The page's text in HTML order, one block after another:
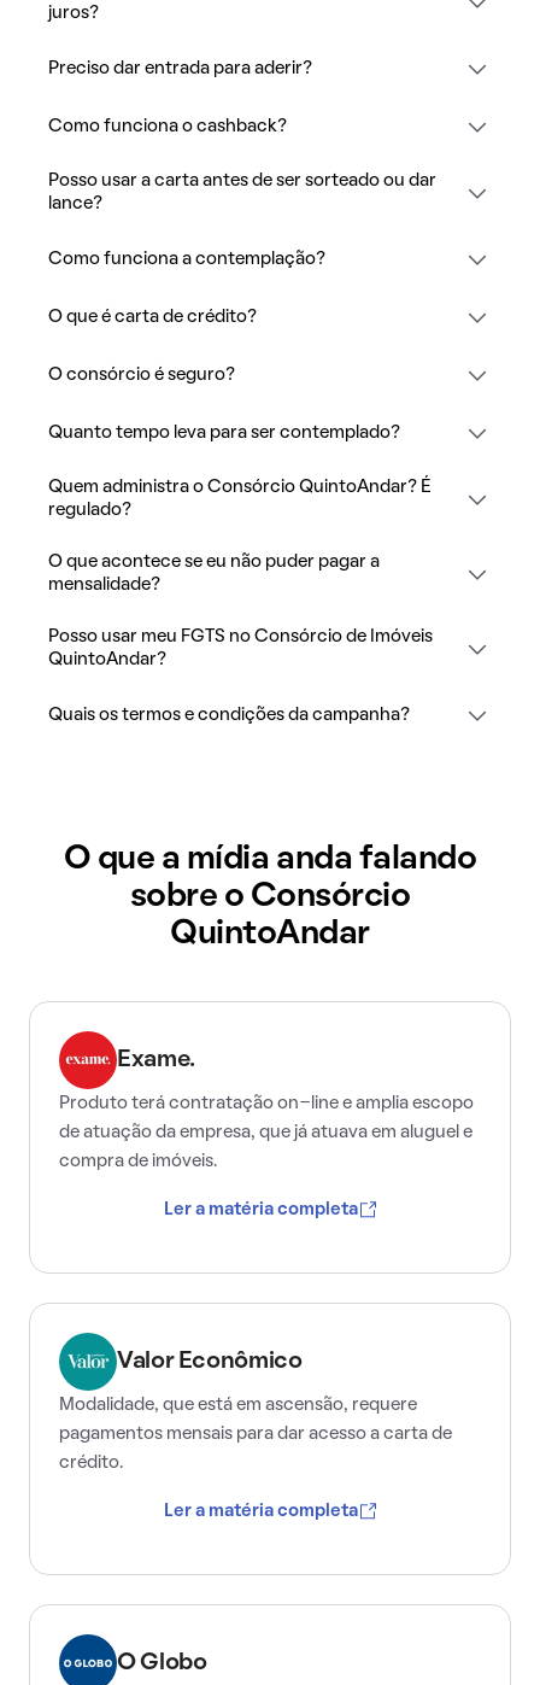
juros?
Preciso dar entrada para aderir?
Como funciona o cashback?
Posso usar a carta antes de ser sorteado ou dar
lance?
Como funciona a contemplação?
O que é carta de crédito?
O consórcio é seguro?
Quanto tempo leva para ser contemplado?
Quem administra o Consórcio QuintoAndar? É
regulado?
O que acontece se eu não puder pagar a
mensalidade?
Posso usar meu FGTS no Consórcio de Imóveis
QuintoAndar?
Quais os termos e condições da campanha?
O que a mídia anda falando
sobre o Consórcio
QuintoAndar
Exame.
Produto terá contratação on-line e amplia escopo
de atuação da empresa, que já atuava em aluguel e
compra de imóveis.
Ler a matéria completa
Valor Econômico
Modalidade, que está em ascensão, requere
pagamentos mensais para dar acesso a carta de
crédito.
Ler a matéria completa
O Globo